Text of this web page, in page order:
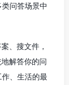
问答场景中
、搜文件，
解答你的问
、生活的最